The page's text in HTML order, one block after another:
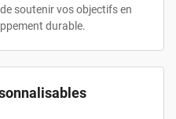
soutenir vos objectifs en
durable.